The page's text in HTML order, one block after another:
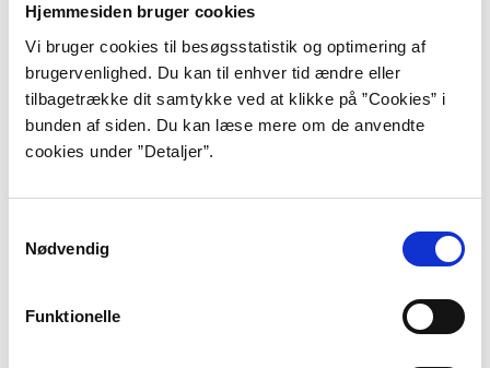
Hjemmesiden bruger cookies
Vi bruger cookies til besøgsstatistik og optimering af
brugervenlighed. Du kan til enhver tid ændre eller
tilbagetrække dit samtykke ved at klikke på ”Cookies” i
bunden af siden. Du kan læse mere om de anvendte
cookies under ”Detaljer”.
Nødvendig
Funktionelle
Seneste udgivelse:Hvad har han gang i? Forum,
2006 .
Baggrund
Birkeland er født
som lærer og underviste fra 1945 til 1979 i